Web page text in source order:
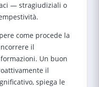
— stragiudiziali o
come procede la
il
Un buon
il
spiega le